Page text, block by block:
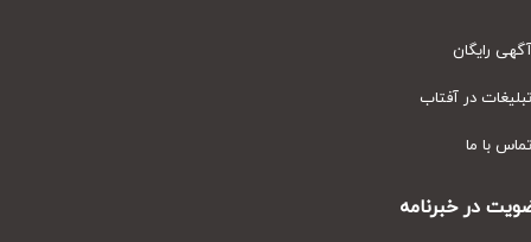
رایگان
در آفتاب
با ما
در خبرنامه